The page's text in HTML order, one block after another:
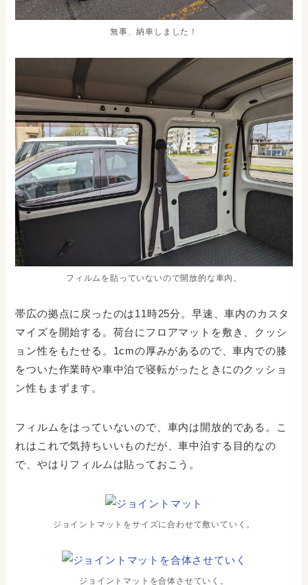
無事、納車しました！
フィルムを貼っていないので開放的な車内。
帯広の拠点に戻ったのは11時25分。早速、車内のカスタ
マイズを開始する。荷台にフロアマットを敷き、クッシ
ョン性をもたせる。1cmの厚みがあるので、車内での膝
をついた作業時や車中泊で寝転がったときにのクッショ
ン性もまずます。
フィルムをはっていないので、車内は開放的である。こ
れはこれで気持ちいいものだが、車中泊する目的なの
で、やはりフィルムは貼っておこう。
ジョイントマットをサイズに合わせて敷いていく。
ジョイントマットを合体させていく。